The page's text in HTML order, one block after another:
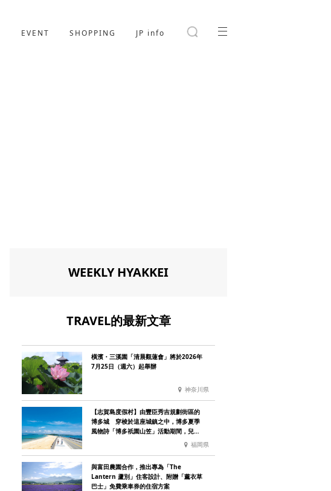
EVENT SHOPPING JP info
WEEKLY HYAKKEI
TRAVEL的最新文章
橫濱・三溪園「清晨觀蓮會」將於2026年
7月25日（週六）起舉辦
神奈川県
【志賀島度假村】由豐臣秀吉規劃街區的
博多城 穿梭於這座城鎮之中，博多夏季
風物詩「博多祇園山笠」活動期間，兒童
福岡県
與富田農園合作，推出專為「The
Lantern 蘆別」住客設計、附贈「薰衣草
巴士」免費乘車券的住宿方案